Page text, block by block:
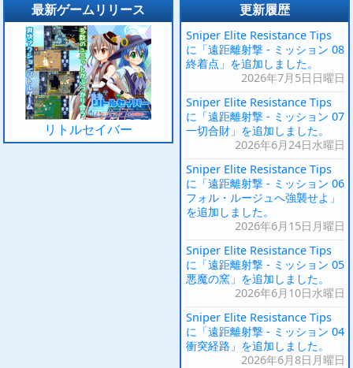
最新ゲームリリース
リトルセイバー
更新履歴
Sniper Elite Resistance Tips
に「遠距離射撃 - ミッション 08
終着点」を追加しました。
2026年7月5日日曜日
Sniper Elite Resistance Tips
に「遠距離射撃 - ミッション 07
一切合財」を追加しました。
2026年6月24日水曜日
Sniper Elite Resistance Tips
に「遠距離射撃 - ミッション 06
フォル・ルージュへ強襲せよ」
を追加しました。
2026年6月15日月曜日
Sniper Elite Resistance Tips
に「遠距離射撃 - ミッション 05
悪魔の窯」を追加しました。
2026年6月10日水曜日
Sniper Elite Resistance Tips
に「遠距離射撃 - ミッション 04
衝突経路」を追加しました。
2026年6月8日月曜日